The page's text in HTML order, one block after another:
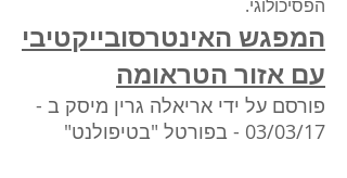
הפסיכולוגי.
המפגש האינטרסובייקטיבי
עם אזור הטראומה
פורסם על ידי אריאלה גרין מיסק ב -
03/03/17 - בפורטל "בטיפולנט
"